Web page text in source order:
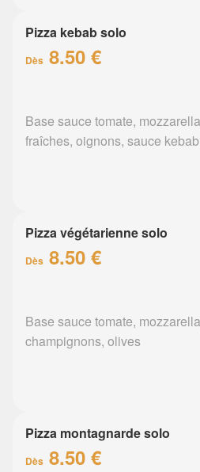
Pizza kebab solo
Dès 8.50 €
Base sauce tomate,
fraîches, oignons, sauce kebab
Pizza végétarienne solo
Dès 8.50 €
Base sauce tomate,
champignons, olives
Pizza montagnarde solo
Dès 8.50 €